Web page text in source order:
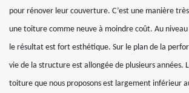
pour rénover leur couverture. C’est une manière
une toiture comme neuve à moindre coût. Au niveau
le résultat est fort esthétique. Sur le plan de la
vie de la structure est allongée de plusieurs années.
toiture que nous proposons est largement inférieur